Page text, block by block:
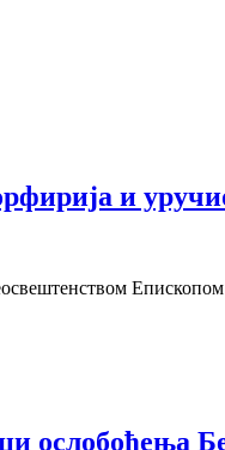
и
ослобођења